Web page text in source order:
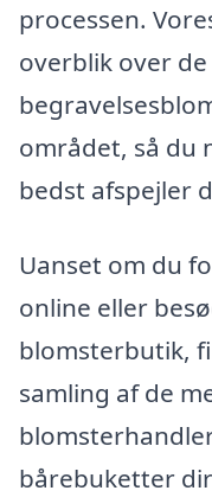
processen.
overblik over
området, så du
bedst afspejler
Uanset om du
online eller
blomsterbutik,
samling af de
bårebuketter